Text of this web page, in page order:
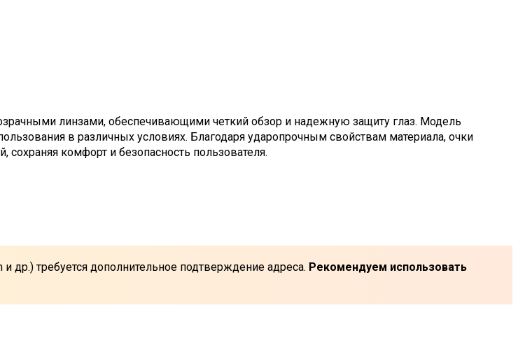
линзами, обеспечивающими четкий обзор и надежную защиту глаз. Модель
в различных условиях. Благодаря ударопрочным свойствам материала, очки
комфорт и безопасность пользователя.
др.) требуется дополнительное подтверждение адреса. Рекомендуем использовать